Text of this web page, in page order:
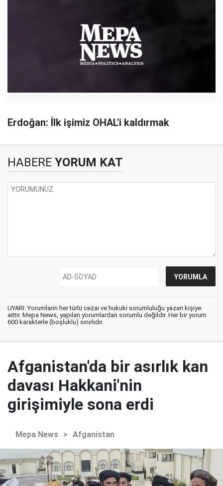
Erdoğan: İlk işimiz OHAL'i kaldırmak
HABERE YORUM KAT
UYARI: Yorumların her türlü cezai ve hukuki sorumluluğu yazan kişiye
aittir. Mepa News, yapılan yorumlardan sorumlu değildir. Her bir yorum
600 karakterle (boşluklu) sınırlıdır.
Afganistan'da bir asırlık kan
davası Hakkani'nin
girişimiyle sona erdi
Mepa News > Afganistan